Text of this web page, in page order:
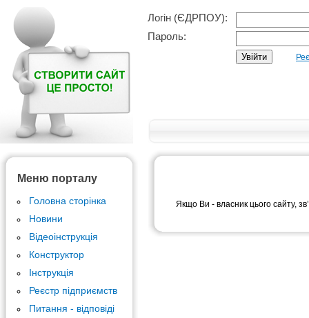
Логін (ЄДРПОУ):
Пароль:
Меню порталу
Головна сторінка
Новини
Відеоінструкція
Конструктор
Інструкція
Реєстр підприємств
Питання - відповіді
Якщо Ви - власник цього сайту,